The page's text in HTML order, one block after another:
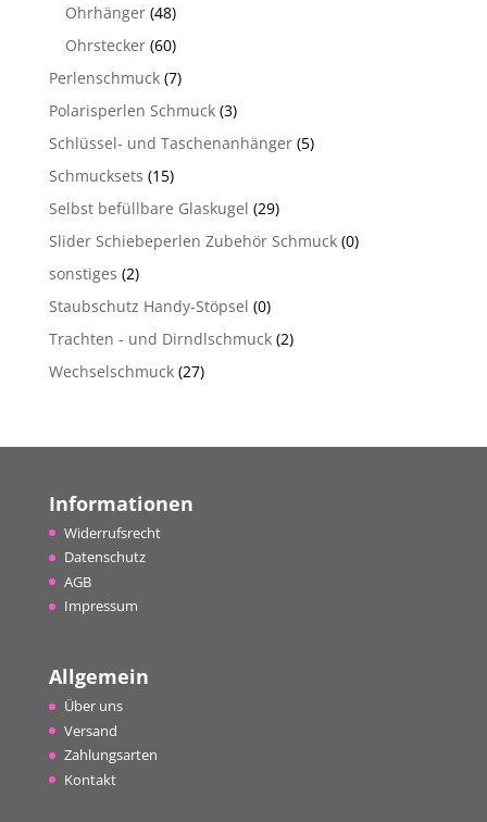
Ohrhänger (48)
Ohrstecker (60)
Perlenschmuck (7)
Polarisperlen Schmuck (3)
Schlüssel- und Taschenanhänger (5)
Schmucksets (15)
Selbst befüllbare Glaskugel (29)
Slider Schiebeperlen Zubehör Schmuck (0)
sonstiges (2)
Staubschutz Handy-Stöpsel (0)
Trachten - und Dirndlschmuck (2)
Wechselschmuck (27)
Informationen
Widerrufsrecht
Datenschutz
AGB
Impressum
Allgemein
Über uns
Versand
Zahlungsarten
Kontakt